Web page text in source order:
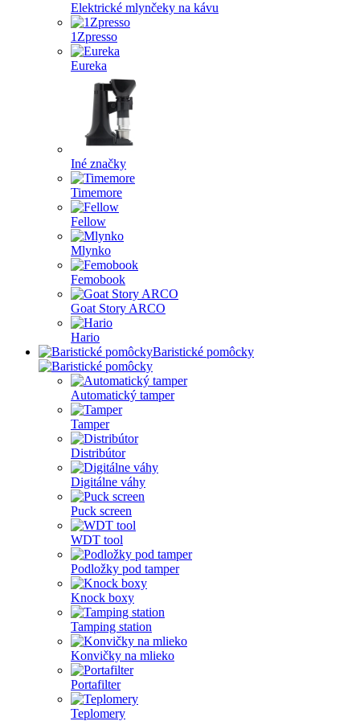
Elektrické mlynčeky na kávu
1Zpresso
Eureka
Iné značky
Timemore
Fellow
Mlynko
Femobook
Goat Story ARCO
Hario
Baristické pomôcky
Automatický tamper
Tamper
Distribútor
Digitálne váhy
Puck screen
WDT tool
Podložky pod tamper
Knock boxy
Tamping station
Konvičky na mlieko
Portafilter
Teplomery